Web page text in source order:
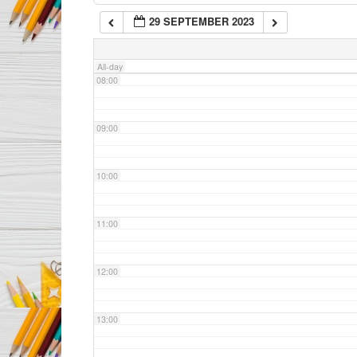
29 SEPTEMBER 2023
All-day
07:00
08:00
09:00
10:00
11:00
12:00
13:00